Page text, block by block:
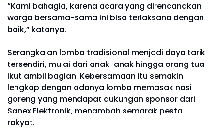
“Kami bahagia, karena acara yang direncanakan
warga bersama-sama ini bisa terlaksana dengan
baik,” katanya.
Serangkaian lomba tradisional menjadi daya tarik
tersendiri, mulai dari anak-anak hingga orang tua
ikut ambil bagian. Kebersamaan itu semakin
lengkap dengan adanya lomba memasak nasi
goreng yang mendapat dukungan sponsor dari
Sanex Elektronik, menambah semarak pesta
rakyat.